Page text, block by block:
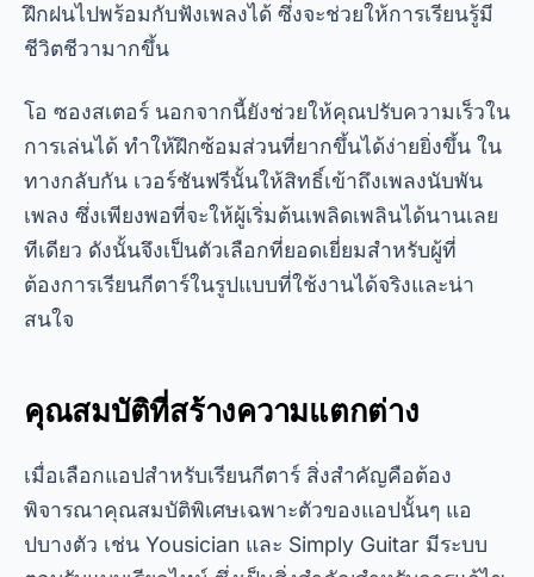
ฝึกฝนไปพร้อมกับฟังเพลงได้ ซึ่งจะช่วยให้การเรียนรู้มี
ชีวิตชีวามากขึ้น
โอ ซองสเตอร์ นอกจากนี้ยังช่วยให้คุณปรับความเร็วใน
การเล่นได้ ทำให้ฝึกซ้อมส่วนที่ยากขึ้นได้ง่ายยิ่งขึ้น ใน
ทางกลับกัน เวอร์ชันฟรีนั้นให้สิทธิ์เข้าถึงเพลงนับพัน
เพลง ซึ่งเพียงพอที่จะให้ผู้เริ่มต้นเพลิดเพลินได้นานเลย
ทีเดียว ดังนั้นจึงเป็นตัวเลือกที่ยอดเยี่ยมสำหรับผู้ที่
ต้องการเรียนกีตาร์ในรูปแบบที่ใช้งานได้จริงและน่า
สนใจ
คุณสมบัติที่สร้างความแตกต่าง
เมื่อเลือกแอปสำหรับเรียนกีตาร์ สิ่งสำคัญคือต้อง
พิจารณาคุณสมบัติพิเศษเฉพาะตัวของแอปนั้นๆ แอ
ปบางตัว เช่น Yousician และ Simply Guitar มีระบบ